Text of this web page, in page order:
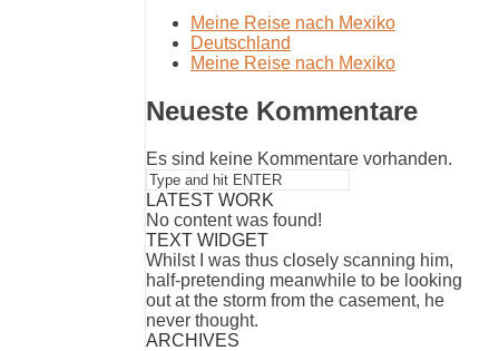
Meine Reise nach Mexiko
Deutschland
Meine Reise nach Mexiko
Neueste Kommentare
Es sind keine Kommentare vorhanden.
LATEST WORK
No content was found!
TEXT WIDGET
Whilst I was thus closely scanning him,
half-pretending meanwhile to be looking
out at the storm from the casement, he
never thought.
ARCHIVES